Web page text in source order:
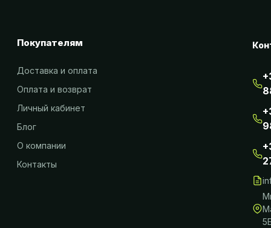
Покупателям
Доставка и оплата
Оплата и возврат
Личный кабинет
Блог
О компании
Контакты